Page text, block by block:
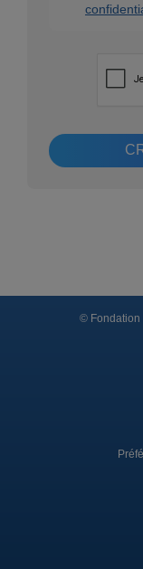
© Fondation